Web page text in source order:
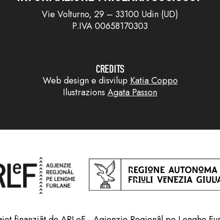
Vie Volturno, 29 – 33100 Udin (UD)
P.IVA 00658170303
CREDITS
Web design e disvilup Katia Coppo
Ilustrazions Agata Passon